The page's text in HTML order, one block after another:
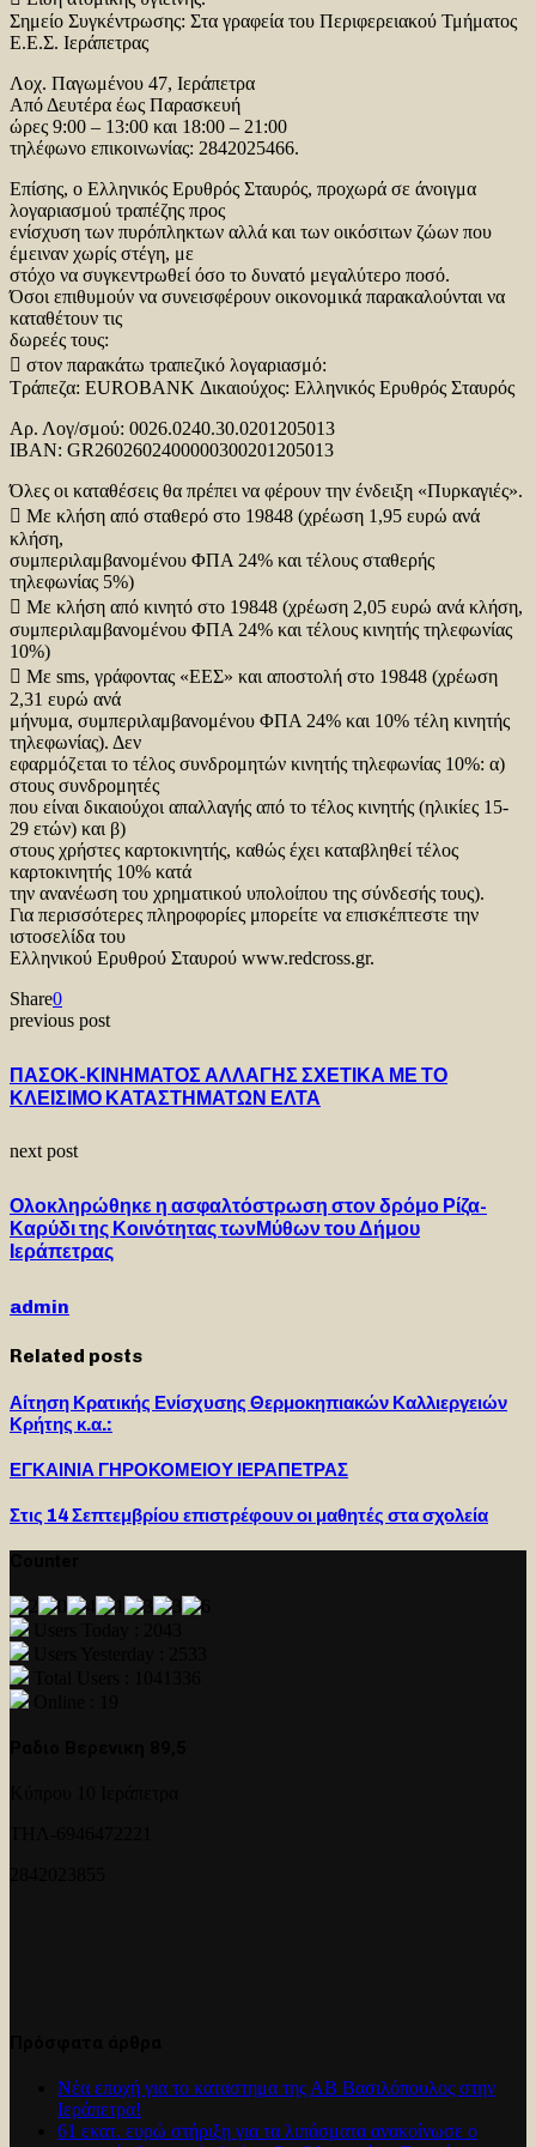
Σημείο Συγκέντρωσης: Στα γραφεία του Περιφερειακού Τμήματος
Ε.Ε.Σ. Ιεράπετρας
Λοχ. Παγωμένου 47, Ιεράπετρα
Από Δευτέρα έως Παρασκευή
ώρες 9:00 – 13:00 και 18:00 – 21:00
τηλέφωνο επικοινωνίας: 2842025466.
Επίσης, ο Ελληνικός Ερυθρός Σταυρός, προχωρά σε άνοιγμα
λογαριασμού τραπέζης προς
ενίσχυση των πυρόπληκτων αλλά και των οικόσιτων ζώων που
έμειναν χωρίς στέγη, με
στόχο να συγκεντρωθεί όσο το δυνατό μεγαλύτερο ποσό.
Όσοι επιθυμούν να συνεισφέρουν οικονομικά παρακαλούνται να
καταθέτουν τις
δωρεές τους:
 στον παρακάτω τραπεζικό λογαριασμό:
Τράπεζα: EUROBANK Δικαιούχος: Ελληνικός Ερυθρός Σταυρός
Αρ. Λογ/σμού: 0026.0240.30.0201205013
IBAN: GR2602602400000300201205013
Όλες οι καταθέσεις θα πρέπει να φέρουν την ένδειξη «Πυρκαγιές».
 Με κλήση από σταθερό στο 19848 (χρέωση 1,95 ευρώ ανά
κλήση,
συμπεριλαμβανομένου ΦΠΑ 24% και τέλους σταθερής
τηλεφωνίας 5%)
 Με κλήση από κινητό στο 19848 (χρέωση 2,05 ευρώ ανά κλήση,
συμπεριλαμβανομένου ΦΠΑ 24% και τέλους κινητής τηλεφωνίας
10%)
 Με sms, γράφοντας «ΕΕΣ» και αποστολή στο 19848 (χρέωση
2,31 ευρώ ανά
μήνυμα, συμπεριλαμβανομένου ΦΠΑ 24% και 10% τέλη κινητής
τηλεφωνίας). Δεν
εφαρμόζεται το τέλος συνδρομητών κινητής τηλεφωνίας 10%: α)
στους συνδρομητές
που είναι δικαιούχοι απαλλαγής από το τέλος κινητής (ηλικίες 15-
29 ετών) και β)
στους χρήστες καρτοκινητής, καθώς έχει καταβληθεί τέλος
καρτοκινητής 10% κατά
την ανανέωση του χρηματικού υπολοίπου της σύνδεσής τους).
Για περισσότερες πληροφορίες μπορείτε να επισκέπτεστε την
ιστοσελίδα του
Ελληνικού Ερυθρού Σταυρού www.redcross.gr.
Share0
previous post
ΠΑΣΟΚ-ΚΙΝΗΜΑΤΟΣ ΑΛΛΑΓΗΣ ΣΧΕΤΙΚΑ ΜΕ ΤΟ
ΚΛΕΙΣΙΜΟ ΚΑΤΑΣΤΗΜΑΤΩΝ ΕΛΤΑ
next post
Ολοκληρώθηκε η ασφαλτόστρωση στον δρόμο Ρίζα-
Καρύδι της Κοινότητας τωνΜύθων του Δήμου
Ιεράπετρας
admin
Related posts
Αίτηση Κρατικής Ενίσχυσης Θερμοκηπιακών Καλλιεργειών
Κρήτης κ.α.:
ΕΓΚΑΙΝΙΑ ΓΗΡΟΚΟΜΕΙΟΥ ΙΕΡΑΠΕΤΡΑΣ
Στις 14 Σεπτεμβρίου επιστρέφουν οι μαθητές στα σχολεία
Νέα εποχή για το καταστημα της ΑΒ Βασιλόπουλος στην
Ιεράπετρα!
61 εκατ. ευρώ στήριξη για τα λιπάσματα ανακοίνωσε ο